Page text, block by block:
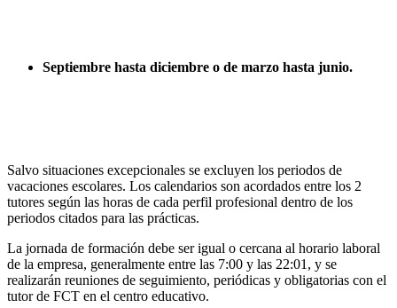
Septiembre hasta diciembre o de marzo hasta junio.
Salvo situaciones excepcionales se excluyen los periodos de
vacaciones escolares. Los calendarios son acordados entre los 2
tutores según las horas de cada perfil profesional dentro de los
periodos citados para las prácticas.
La jornada de formación debe ser igual o cercana al horario laboral
de la empresa, generalmente entre las 7:00 y las 22:01, y se
realizarán reuniones de seguimiento, periódicas y obligatorias con el
tutor de FCT en el centro educativo.